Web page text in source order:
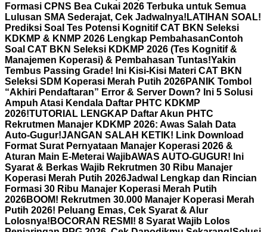
Formasi CPNS Bea Cukai 2026 Terbuka untuk Semua
Lulusan SMA Sederajat, Cek Jadwalnya! LATIHAN SOAL!
Prediksi Soal Tes Potensi Kognitif CAT BKN Seleksi
KDKMP & KNMP 2026 Lengkap PembahasanContoh
Soal CAT BKN Seleksi KDKMP 2026 (Tes Kognitif &
Manajemen Koperasi) & Pembahasan Tuntas!Yakin
Tembus Passing Grade! Ini Kisi-Kisi Materi CAT BKN
Seleksi SDM Koperasi Merah Putih 2026PANIK Tombol
“Akhiri Pendaftaran” Error & Server Down? Ini 5 Solusi
Ampuh Atasi Kendala Daftar PHTC KDKMP
2026!TUTORIAL LENGKAP Daftar Akun PHTC
Rekrutmen Manajer KDKMP 2026: Awas Salah Data
Auto-Gugur!JANGAN SALAH KETIK! Link Download
Format Surat Pernyataan Manajer Koperasi 2026 &
Aturan Main E-Meterai WajibAWAS AUTO-GUGUR! Ini
Syarat & Berkas Wajib Rekrutmen 30 Ribu Manajer
Koperasi Merah Putih 2026Jadwal Lengkap dan Rincian
Formasi 30 Ribu Manajer Koperasi Merah Putih
2026BOOM! Rekrutmen 30.000 Manajer Koperasi Merah
Putih 2026! Peluang Emas, Cek Syarat & Alur
Lolosnya! BOCORAN RESMI! 8 Syarat Wajib Lolos